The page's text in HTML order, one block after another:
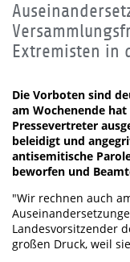
Extremisten in
Die Vorboten sind
am Wochenende
Pressevertreter
beleidigt und
antisemitische
beworfen und
"Wir rechnen auch
Landesvorsitzender
großen Druck, weil